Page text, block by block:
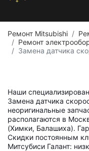
Ремонт Mitsubishi
Ремонт
Замена датчика
Наши
Замена датчика
неоригинальные
располагаются в
(Химки, Балашиха).
Скидки постоянным
Митсубиси Галант: